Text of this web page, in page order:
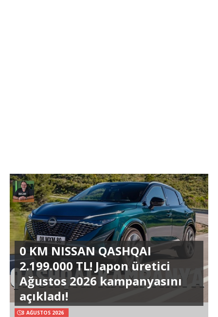
0 KM NISSAN QASHQAI
2.199.000 TL! Japon üretici
Ağustos 2026 kampanyasını
açıkladı!
3 AĞUSTOS 2026